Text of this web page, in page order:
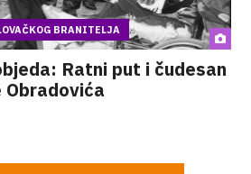
BRANITELJA
Ratni put i čudesan
Obradovića